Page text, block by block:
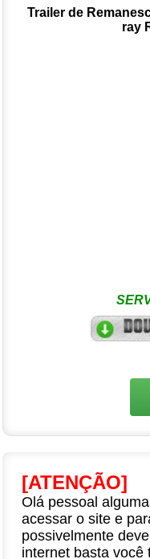
Trailer de
ray
[ATENÇÃO]
Olá pessoal
acessar o site e
possivelmente
internet basta você